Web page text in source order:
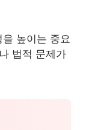
높이는 중요
법적 문제가